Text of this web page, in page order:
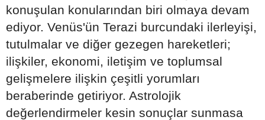
konuşulan konularından biri olmaya devam
ediyor. Venüs'ün Terazi burcundaki ilerleyişi,
tutulmalar ve diğer gezegen hareketleri;
ilişkiler, ekonomi, iletişim ve toplumsal
gelişmelere ilişkin çeşitli yorumları
beraberinde getiriyor. Astrolojik
değerlendirmeler kesin sonuçlar sunmasa